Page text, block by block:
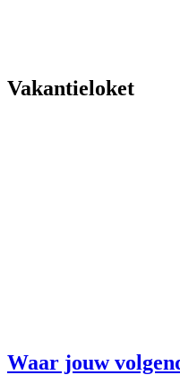
Vakantieloket
Waar jouw